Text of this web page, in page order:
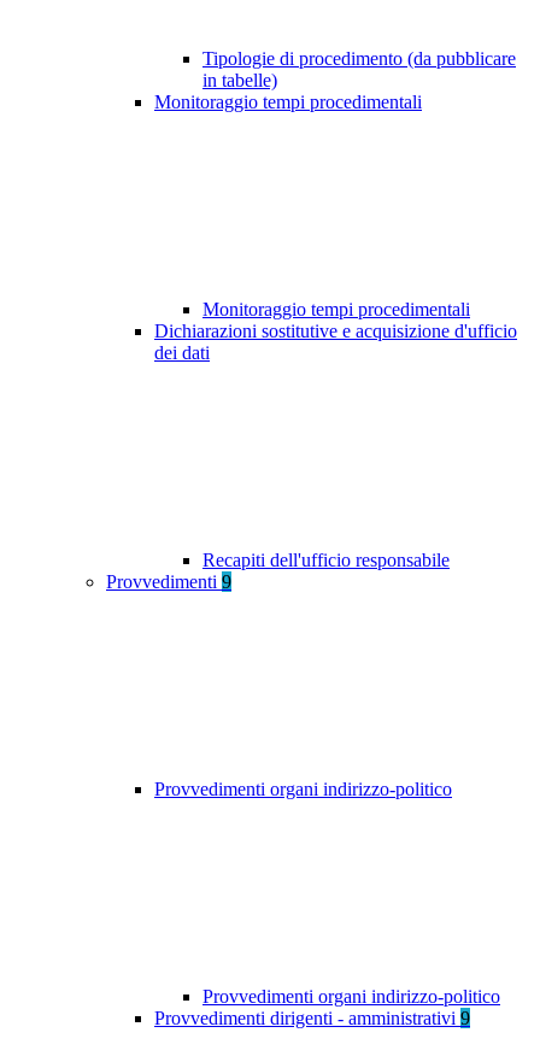
Tipologie di procedimento (da pubblicare
in tabelle)
Monitoraggio tempi procedimentali
Monitoraggio tempi procedimentali
Dichiarazioni sostitutive e acquisizione d'ufficio
dei dati
Recapiti dell'ufficio responsabile
Provvedimenti 9
Provvedimenti organi indirizzo-politico
Provvedimenti organi indirizzo-politico
Provvedimenti dirigenti - amministrativi 9